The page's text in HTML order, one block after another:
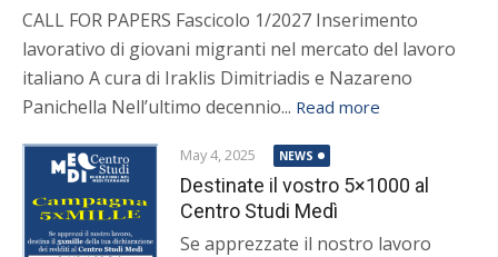
CALL FOR PAPERS Fascicolo 1/2027 Inserimento
lavorativo di giovani migranti nel mercato del lavoro
italiano A cura di Iraklis Dimitriadis e Nazareno
Panichella Nell’ultimo decennio... Read more
May 4, 2025 NEWS
Destinate il vostro 5×1000 al
Centro Studi Medì
Se apprezzate il nostro lavoro